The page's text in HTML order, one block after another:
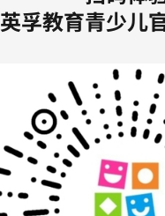
英孚教育青少儿